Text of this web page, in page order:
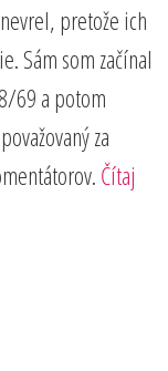
pretože ich
Sám som začínal
69 a potom
za
Čítaj